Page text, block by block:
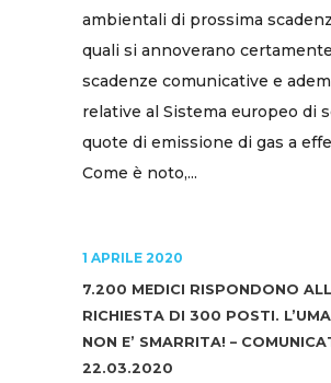
ambientali di prossima
quali si annoverano
scadenze comunicative e
relative al Sistema europeo di
quote di emissione di gas a
Come è noto,...
1 APRILE 2020
7.200 MEDICI RISPONDONO
RICHIESTA DI 300 POSTI.
NON E’ SMARRITA! –
22.03.2020